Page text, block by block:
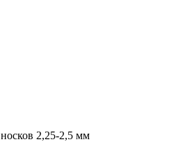
2,25-2,5 мм